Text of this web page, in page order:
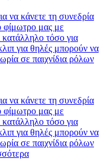
να κάνετε τη συνεδρία
φίμωτρο μας με
κατάλληλο τόσο για
για θηλές μπορούν να
σε παιχνίδια ρόλων
να κάνετε τη συνεδρία
φίμωτρο μας με
κατάλληλο τόσο για
για θηλές μπορούν να
σε παιχνίδια ρόλων